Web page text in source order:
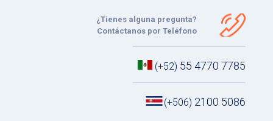
¿Tienes alguna pregunta?
Contáctanos por Teléfono
(+52) 55 4770 7785
(+506) 2100 5086